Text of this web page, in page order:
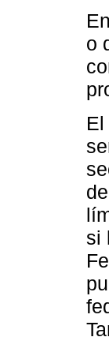
En
o
si